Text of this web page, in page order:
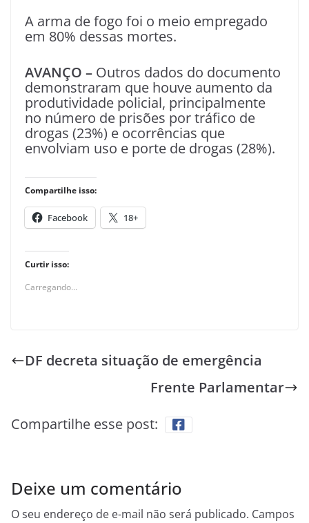
A arma de fogo foi o meio empregado
em 80% dessas mortes.
AVANÇO – Outros dados do documento
demonstraram que houve aumento da
produtividade policial, principalmente
no número de prisões por tráfico de
drogas (23%) e ocorrências que
envolviam uso e porte de drogas (28%).
Compartilhe isso:
Facebook 18+
Curtir isso:
Carregando...
DF decreta situação de emergência
Frente Parlamentar
Compartilhe esse post:
Deixe um comentário
O seu endereço de e-mail não será publicado. Campos